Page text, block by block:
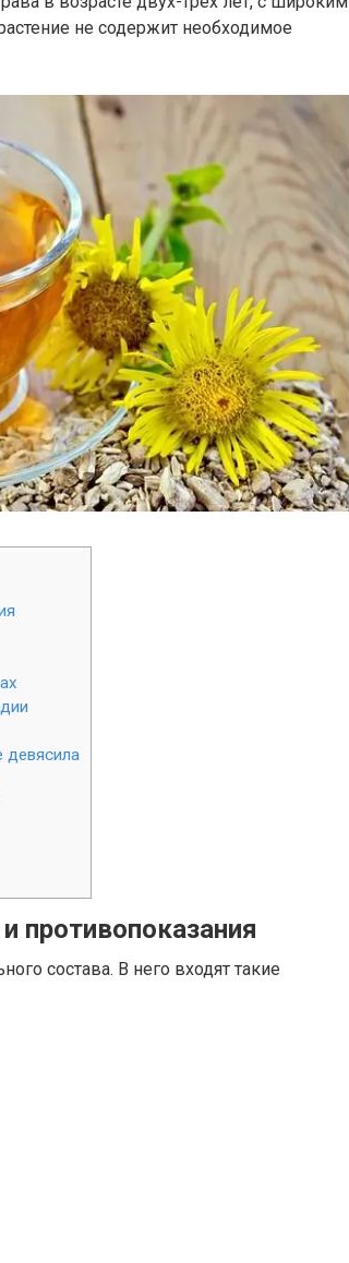
не содержит необходимое
девясила
противопоказания
состава. В него входят такие